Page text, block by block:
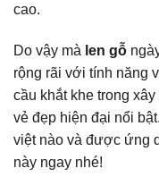
cao.
Do vậy mà len gỗ
rộng rãi với tính năng
cầu khắt khe trong
vẻ đẹp hiện đại nổi
việt nào và được ứng
này ngay nhé!